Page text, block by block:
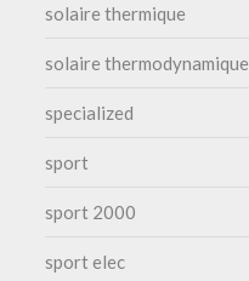
solaire thermique
solaire thermodynamique
specialized
sport
sport 2000
sport elec